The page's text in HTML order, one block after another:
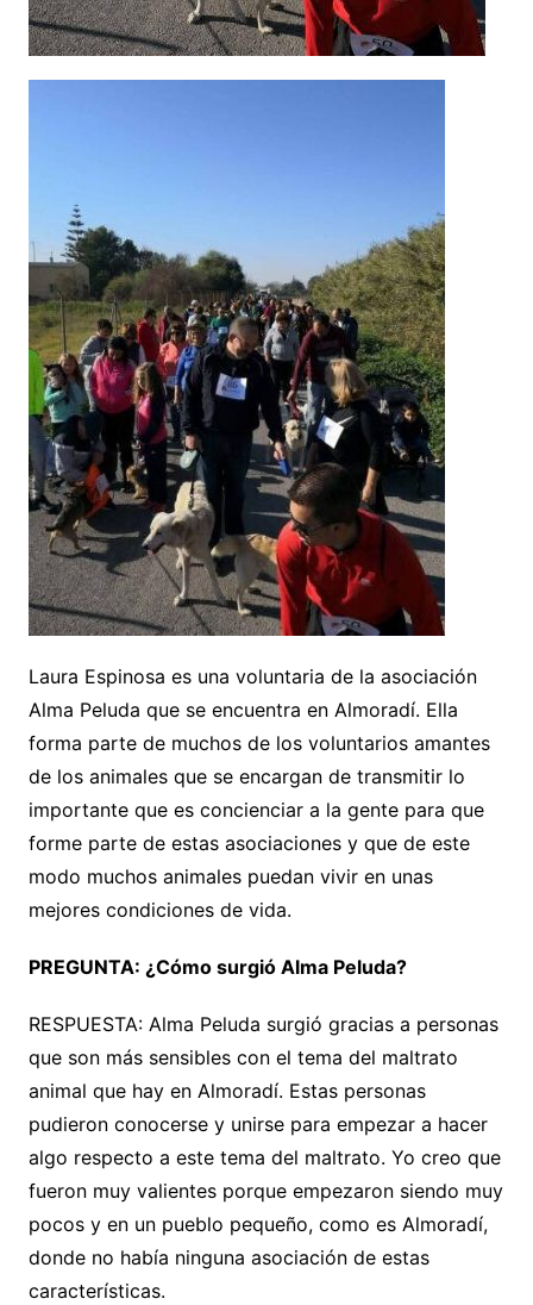
Laura Espinosa es una voluntaria de la asociación
Alma Peluda que se encuentra en Almoradí. Ella
forma parte de muchos de los voluntarios amantes
de los animales que se encargan de transmitir lo
importante que es concienciar a la gente para que
forme parte de estas asociaciones y que de este
modo muchos animales puedan vivir en unas
mejores condiciones de vida.
PREGUNTA: ¿Cómo surgió Alma Peluda?
RESPUESTA: Alma Peluda surgió gracias a personas
que son más sensibles con el tema del maltrato
animal que hay en Almoradí. Estas personas
pudieron conocerse y unirse para empezar a hacer
algo respecto a este tema del maltrato. Yo creo que
fueron muy valientes porque empezaron siendo muy
pocos y en un pueblo pequeño, como es Almoradí,
donde no había ninguna asociación de estas
características.